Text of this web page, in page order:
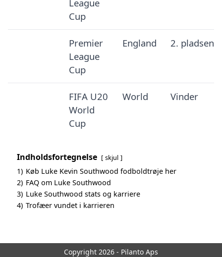
League
Cup
Premier
League
Cup
England 2. pladsen
FIFA U20
World
Cup
World Vinder
Indholdsfortegnelse skjul
1) Køb Luke Kevin Southwood fodboldtrøje her
2) FAQ om Luke Southwood
3) Luke Southwood stats og karriere
4) Trofæer vundet i karrieren
Copyright 2026 - Pilanto Aps